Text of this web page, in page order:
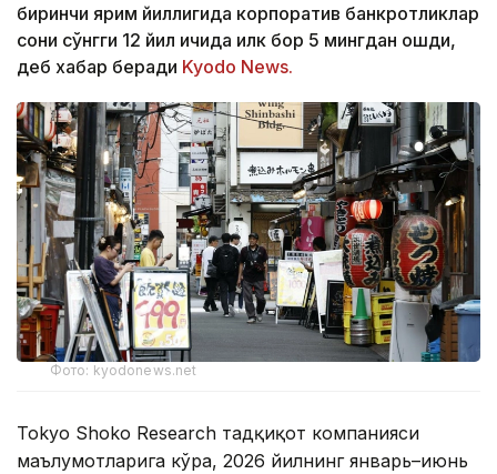
биринчи ярим йиллигида корпоратив банкротликлар
сони сўнгги 12 йил ичида илк бор 5 мингдан ошди,
деб хабар беради Kyodo News.
Фото: kyodonews.net
Tokyo Shoko Research тадқиқот компанияси
маълумотларига кўра, 2026 йилнинг январь–июнь